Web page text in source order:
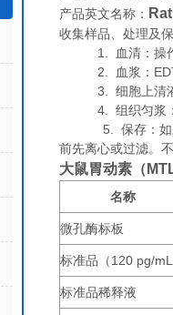
产品英文名称：
收集样品、处理及
1. 血清：操作过
2. 血浆：EDTA
3. 细胞上清液：
4. 组织匀浆：将
5. 保存：如果样
前先离心或过滤。
大鼠胃动素（
名称
微孔酶标板
标准品（120 pg/mL
标准品稀释液